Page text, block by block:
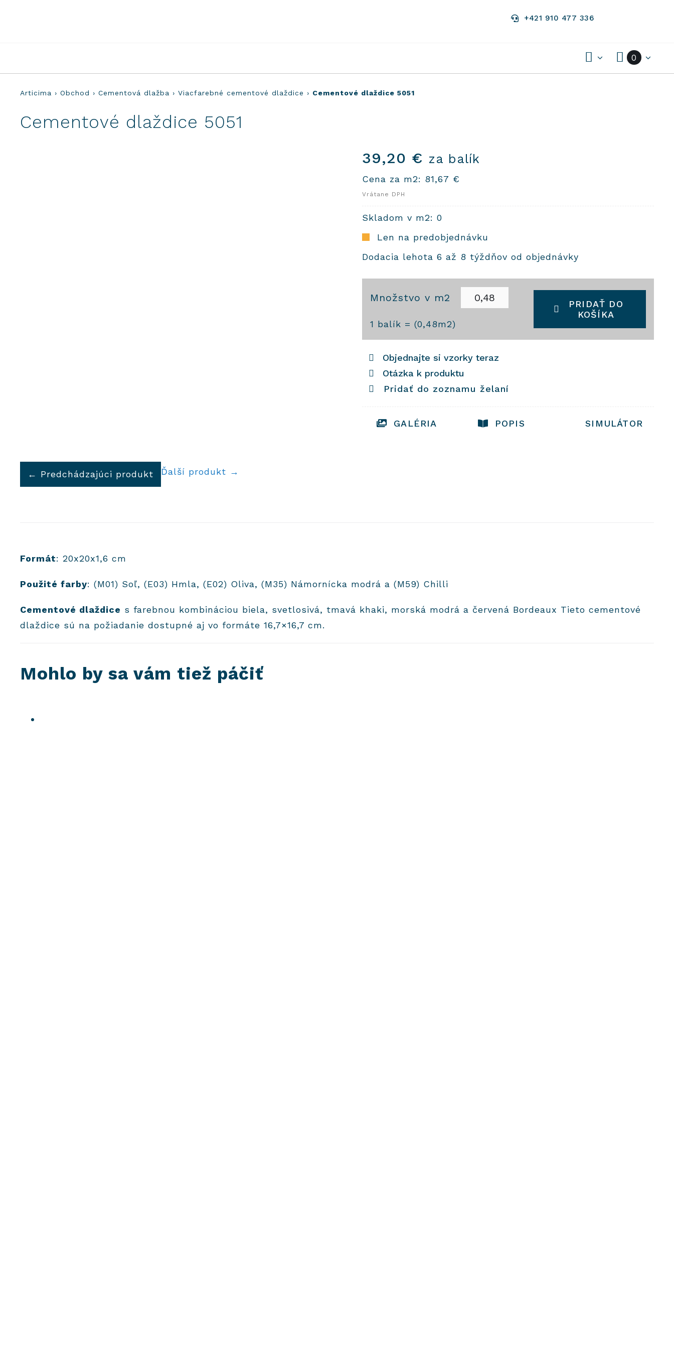
+421 910 477 336
0
Articima › Obchod › Cementová dlažba › Viacfarebné cementové dlaždice › Cementové dlaždice 5051
Cementové dlaždice 5051
39,20 € za balík
Cena za m2: 81,67 €
Vrátane DPH
Skladom v m2: 0
Len na predobjednávku
Dodacia lehota 6 až 8 týždňov od objednávky
Množstvo v m2
1 balík = (0,48m2)
dlaždice
5051
PRIDAŤ DO
KOŠÍKA
Objednajte si vzorky teraz
Otázka k produktu
Pridať do zoznamu želaní
GALÉRIA POPIS SIMULÁTOR
← Predchádzajúci produkt Ďalší produkt →
Formát: 20x20x1,6 cm
Použité farby: (M01) Soľ, (E03) Hmla, (E02) Oliva, (M35) Námornícka modrá a (M59) Chilli
Cementové dlaždice s farebnou kombináciou biela, svetlosivá, tmavá khaki, morská modrá a červená Bordeaux Tieto cementové
dlaždice sú na požiadanie dostupné aj vo formáte 16,7×16,7 cm.
Mohlo by sa vám tiež páčiť